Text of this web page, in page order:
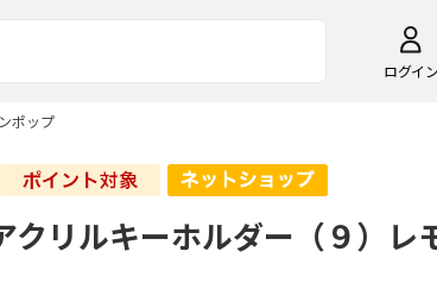
ログイン
ポップ
リルキーホルダー（９）レ